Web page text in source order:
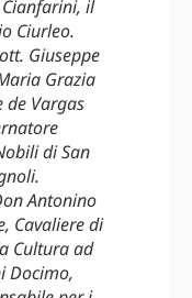
il
Ciurleo.
Giuseppe
Grazia
de Vargas
di San
Antonino
Cavaliere di
Cultura ad
Docimo,